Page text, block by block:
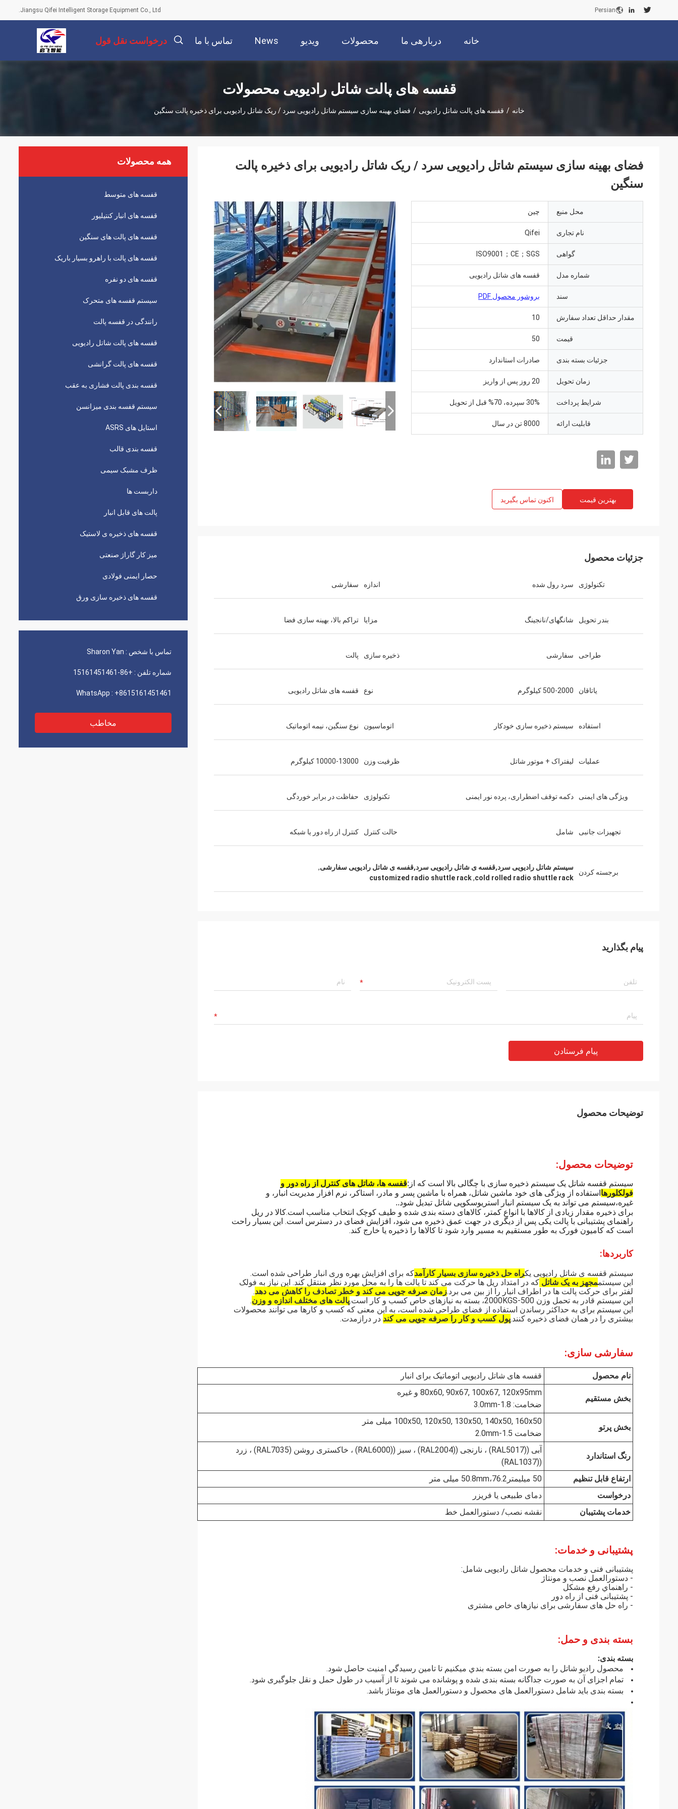
Jiangsu Qifei Intelligent Storage Equipment Co., Ltd. Persian
خانه دربارهی ما محصولات ویدیو News تماس با ما درخواست نقل قول
قفسه های پالت شاتل رادیویی محصولات
خانه / قفسه های پالت شاتل رادیویی / فضای بهینه سازی سیستم شاتل رادیویی سرد / ریک شاتل رادیویی برای ذخیره پالت سنگین
همه محصولات
قفسه های متوسط
قفسه های انبار کنتیلیور
قفسه های پالت های سنگین
قفسه های پالت با راهرو بسیار باریک
قفسه های دو نفره
سیستم قفسه های متحرک
رانندگی در قفسه پالت
قفسه های پالت شاتل رادیویی
قفسه های پالت گرانشی
قفسه بندی پالت فشاری به عقب
سیستم قفسه بندی میزانسن
استایل های ASRS
قفسه بندی قالب
ظرف مشبک سیمی
داربست ها
پالت های قابل انبار
قفسه های ذخیره ی لاستیک
میز کار گاراژ صنعتی
حصار ایمنی فولادی
قفسه های ذخیره سازی ورق
تماس با شخص : Sharon Yan
شماره تلفن : +86-15161451461
WhatsApp : +8615161451461
مخاطب
فضای بهینه سازی سیستم شاتل رادیویی سرد / ریک شاتل رادیویی برای ذخیره پالت
سنگین
محل منبع چین
نام تجاری Qifei
گواهی ISO9001；CE；SGS
شماره مدل قفسه های شاتل رادیویی
سند بروشور محصول PDF
مقدار حداقل تعداد سفارش 10
قیمت 50
جزئیات بسته بندی صادرات استاندارد
زمان تحویل 20 روز پس از واریز
شرایط پرداخت 30% سپرده، 70% قبل از تحویل
قابلیت ارائه 8000 تن در سال
بهترین قیمت اکنون تماس بگیرید
جزئیات محصول
تکنولوژی سرد رول شده اندازه سفارشی
بندر تحویل شانگهای/نانجینگ مزایا تراکم بالا، بهینه سازی فضا
طراحی سفارشی ذخیره سازی پالت
یاتاقان 500-2000 کیلوگرم نوع قفسه های شاتل رادیویی
استفاده سیستم ذخیره سازی خودکار اتوماسیون نوع سنگین، نیمه اتوماتیک
عملیات لیفتراک + موتور شاتل ظرفیت وزن 10000-13000 کیلوگرم
ویژگی های ایمنی دکمه توقف اضطراری، پرده نور ایمنی تکنولوژی حفاظت در برابر خوردگی
تجهیزات جانبی شامل حالت کنترل کنترل از راه دور یا شبکه
برجسته کردن
سیستم شاتل رادیویی سرد,قفسه ی شاتل رادیویی سرد,قفسه ی شاتل رادیویی سفارشی,
cold rolled radio shuttle rack
,
customized radio shuttle rack
پیام بگذارید
پیام فرستادن
توضیحات محصول
توضیحات محصول:
سیستم قفسه شاتل یک سیستم ذخیره سازی با چگالی بالا است که از:قفسه ها، شاتل های کنترل از راه دور و
فولکلورها استفاده از ویژگی های خود ماشين شاتل، همراه با ماشين پسر و مادر، استاکر، نرم افزار مدیریت انبار، و
غیره،سیستم می تواند به یک سیستم انبار استریوسکوپی شاتل تبدیل شود..
برای ذخیره مقدار زیادی از کالاها با انواع کمتر، کالاهای دسته بندی شده و طیف کوچک انتخاب مناسب است.کالا در ریل
راهنمای پشتیبانی با پالت یکی پس از دیگری در جهت عمق ذخیره می شود، افزایش فضای در دسترس است. این بسیار راحت
است که کامیون فورک به طور مستقیم به مسیر وارد شود تا کالاها را ذخیره یا خارج کند.
کاربردها:
سیستم قفسه ی شاتل رادیویی یکراه حل ذخیره سازی بسیار کارآمدکه برای افزایش بهره وری انبار طراحی شده است.
اين سيستممجهز به یک شاتل که در امتداد ریل ها حرکت می کند تا پالت ها را به محل مورد نظر منتقل کند. این نیاز به فولک
لفتر برای حرکت پالت ها در اطراف انبار را از بین می برد.زمان صرفه جویی می کند و خطر تصادف را کاهش می دهد.
این سیستم قادر به تحمل وزن 500-2000KGS، بسته به نیازهای خاص کسب و کار است.
پالت های مختلف اندازه و وزن.
این سیستم برای به حداکثر رساندن استفاده از فضای طراحی شده است، به این معنی که کسب و کارها می توانند محصولات
بیشتری را در همان فضای ذخیره کنند.پول کسب و کار را صرفه جویی می کند در درازمدت.
سفارشی سازی:
نام محصول قفسه های شاتل رادیویی اتوماتیک برای انبار
بخش مستقيم
80x60, 90x67, 100x67, 120x95mm و غیره
ضخامت: 1.8-3.0mm
بخش پرتو
100x50, 120x50, 130x50, 140x50, 160x50 میلی متر
ضخامت 1.5-2.0mm
رنگ استاندارد
آبی ((RAL5017) ، نارنجی ((RAL2004) ، سبز ((RAL6000) ، خاکستری روشن (RAL7035) ، زرد
((RAL1037)
ارتفاع قابل تنظیم
50 میلیمتر50.8mm،76.2 میلی متر
درخواست
دمای طبیعی یا فریزر
خدمات پشتیبان
نقشه نصب/ دستورالعمل خط
پشتیبانی و خدمات:
پشتیبانی فنی و خدمات محصول شاتل رادیویی شامل:
- دستورالعمل نصب و مونتاژ
- راهنماي رفع مشکل
- پشتیبانی فنی از راه دور
- راه حل های سفارشی برای نیازهای خاص مشتری
بسته بندی و حمل:
بسته بندی:
محصول راديو شاتل را به صورت امن بسته بندي ميکنيم تا تامين رسيدگي امنيت حاصل شود.
تمام اجزای آن به صورت جداگانه بسته بندی شده و پوشانده می شوند تا از آسیب در طول حمل و نقل جلوگیری شود.
بسته بندی باید شامل دستورالعمل های محصول و دستورالعمل های مونتاژ باشد.